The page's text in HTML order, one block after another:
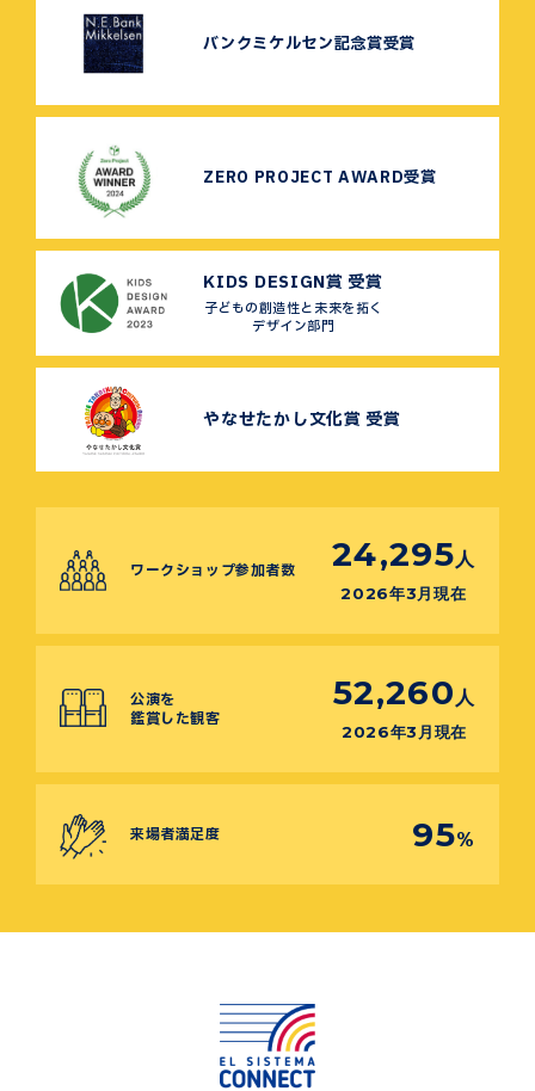
バンクミケルセン記念賞受賞
ZERO PROJECT AWARD受賞
KIDS DESIGN賞 受賞
子どもの創造性と未来を拓く
デザイン部門
やなせたかし文化賞 受賞
ワークショップ参加者数 24,295 人
2026年3月現在
公演を
鑑賞した観客
52,260 人
2026年3月現在
来場者満足度 95%